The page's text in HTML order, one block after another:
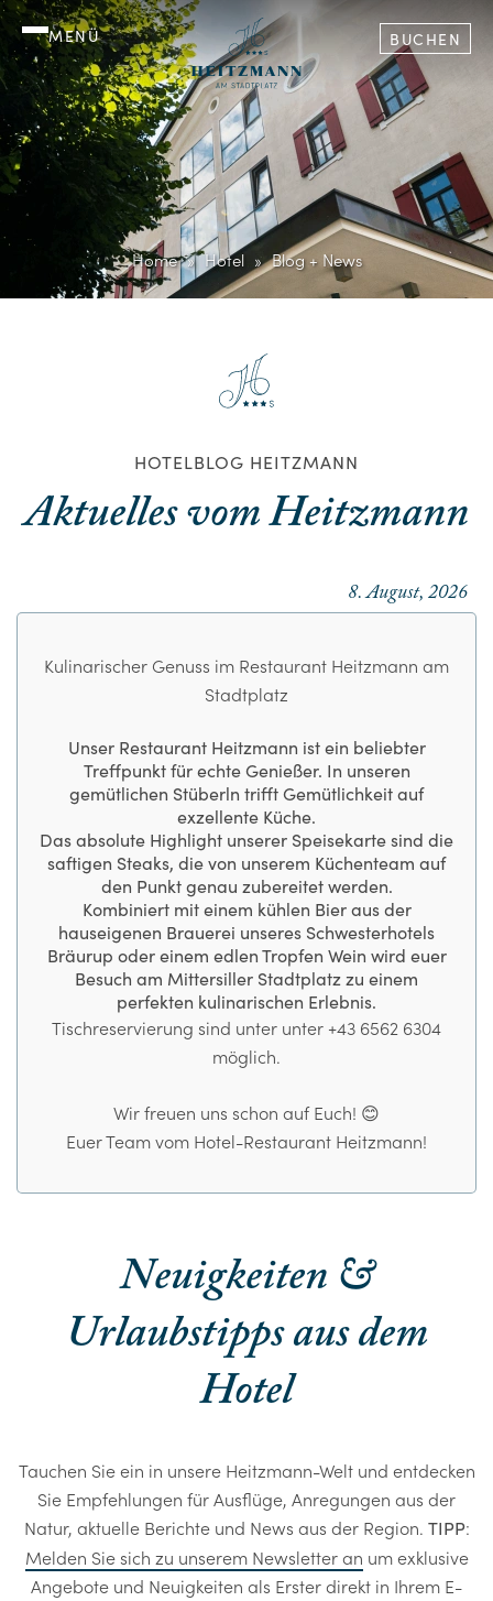
MENÜ BUCHEN
Home Hotel Blog + News
HOTELBLOG HEITZMANN
Aktuelles vom Heitzmann
8. August, 2026
Kulinarischer Genuss im Restaurant Heitzmann am
Stadtplatz
Unser Restaurant Heitzmann ist ein beliebter
Treffpunkt für echte Genießer. In unseren
gemütlichen Stüberln trifft Gemütlichkeit auf
exzellente Küche.
Das absolute Highlight unserer Speisekarte sind die
saftigen Steaks, die von unserem Küchenteam auf
den Punkt genau zubereitet werden.
Kombiniert mit einem kühlen Bier aus der
hauseigenen Brauerei unseres Schwesterhotels
Bräurup oder einem edlen Tropfen Wein wird euer
Besuch am Mittersiller Stadtplatz zu einem
perfekten kulinarischen Erlebnis.
Tischreservierung sind unter unter +43 6562 6304
möglich.
Wir freuen uns schon auf Euch! 😊
Euer Team vom Hotel-Restaurant Heitzmann!
Neuigkeiten &
Urlaubstipps aus dem
Hotel
Tauchen Sie ein in unsere Heitzmann-Welt und entdecken
Sie Empfehlungen für Ausflüge, Anregungen aus der
Natur, aktuelle Berichte und News aus der Region. TIPP:
Melden Sie sich zu unserem Newsletter an um exklusive
Angebote und Neuigkeiten als Erster direkt in Ihrem E-